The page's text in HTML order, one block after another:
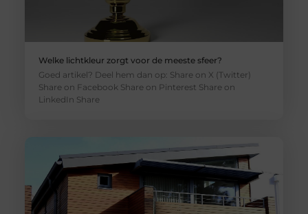
Welke lichtkleur zorgt voor de meeste sfeer?
Goed artikel? Deel hem dan op: Share on X (Twitter)
Share on Facebook Share on Pinterest Share on
LinkedIn Share